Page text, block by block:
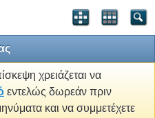
χρειάζεται να
εντελώς δωρεάν πριν
και να συμμετέχετε